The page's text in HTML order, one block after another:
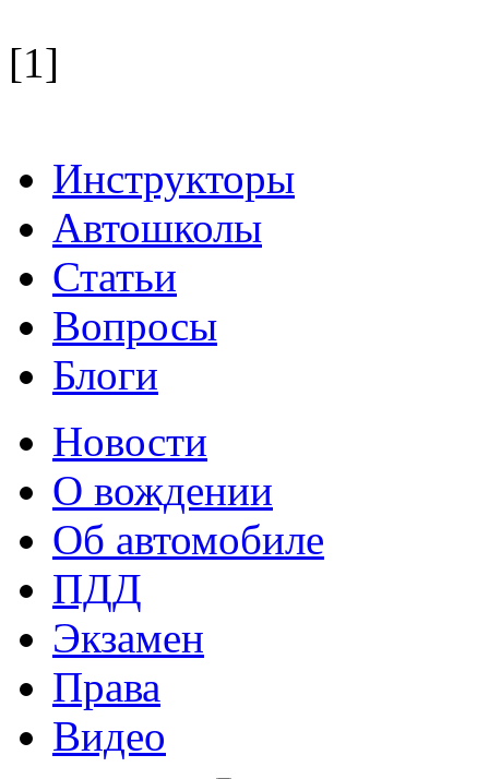
[1]
Инструкторы
Автошколы
Статьи
Вопросы
Блоги
Новости
О вождении
Об автомобиле
ПДД
Экзамен
Права
Видео